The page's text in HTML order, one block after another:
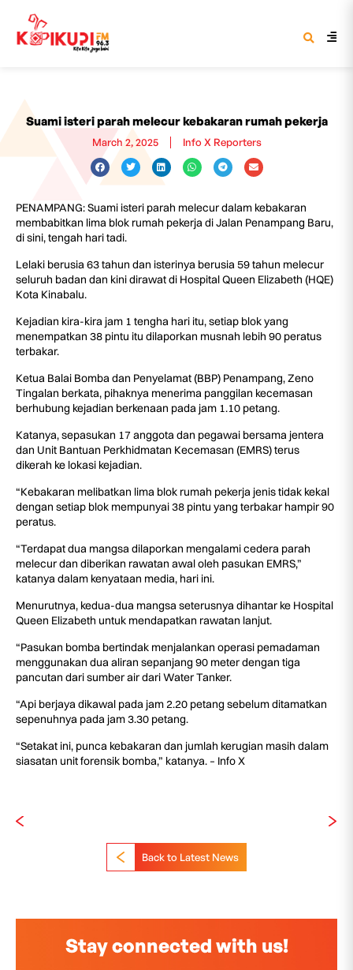
Suami isteri parah melecur kebakaran rumah pekerja
March 2, 2025 Info X Reporters
PENAMPANG: Suami isteri parah melecur dalam kebakaran
membabitkan lima blok rumah pekerja di Jalan Penampang Baru,
di sini, tengah hari tadi.
Lelaki berusia 63 tahun dan isterinya berusia 59 tahun melecur
seluruh badan dan kini dirawat di Hospital Queen Elizabeth (HQE)
Kota Kinabalu.
Kejadian kira-kira jam 1 tengha hari itu, setiap blok yang
menempatkan 38 pintu itu dilaporkan musnah lebih 90 peratus
terbakar.
Ketua Balai Bomba dan Penyelamat (BBP) Penampang, Zeno
Tingalan berkata, pihaknya menerima panggilan kecemasan
berhubung kejadian berkenaan pada jam 1.10 petang.
Katanya, sepasukan 17 anggota dan pegawai bersama jentera
dan Unit Bantuan Perkhidmatan Kecemasan (EMRS) terus
dikerah ke lokasi kejadian.
“Kebakaran melibatkan lima blok rumah pekerja jenis tidak kekal
dengan setiap blok mempunyai 38 pintu yang terbakar hampir 90
peratus.
“Terdapat dua mangsa dilaporkan mengalami cedera parah
melecur dan diberikan rawatan awal oleh pasukan EMRS,”
katanya dalam kenyataan media, hari ini.
Menurutnya, kedua-dua mangsa seterusnya dihantar ke Hospital
Queen Elizabeth untuk mendapatkan rawatan lanjut.
“Pasukan bomba bertindak menjalankan operasi pemadaman
menggunakan dua aliran sepanjang 90 meter dengan tiga
pancutan dari sumber air dari Water Tanker.
“Api berjaya dikawal pada jam 2.20 petang sebelum ditamatkan
sepenuhnya pada jam 3.30 petang.
“Setakat ini, punca kebakaran dan jumlah kerugian masih dalam
siasatan unit forensik bomba,” katanya. – Info X
Back to Latest News
Stay connected with us!